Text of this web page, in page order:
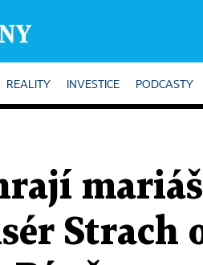
REALITY INVESTICE PODCASTY